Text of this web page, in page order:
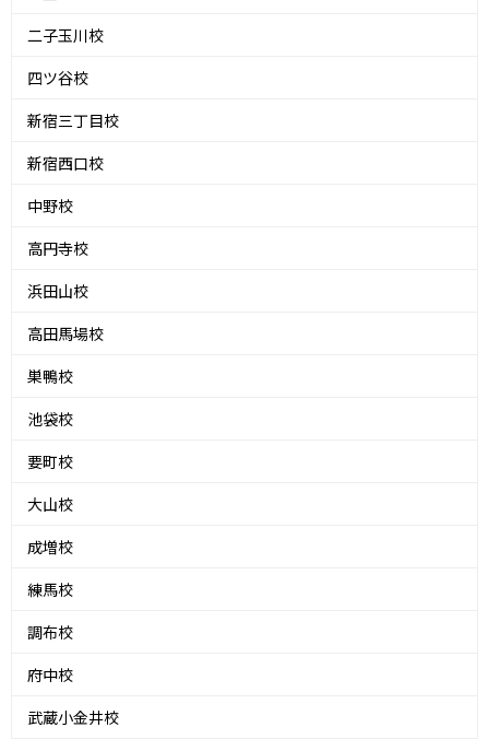
二子玉川校
四ツ谷校
新宿三丁目校
新宿西口校
中野校
高円寺校
浜田山校
高田馬場校
巣鴨校
池袋校
要町校
大山校
成増校
練馬校
調布校
府中校
武蔵小金井校